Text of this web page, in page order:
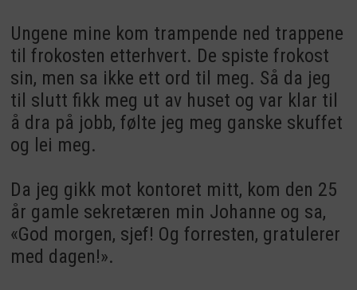
Ungene mine kom trampende ned trappene
til frokosten etterhvert. De spiste frokost
sin, men sa ikke ett ord til meg. Så da jeg
til slutt fikk meg ut av huset og var klar til
å dra på jobb, følte jeg meg ganske skuffet
og lei meg.
Da jeg gikk mot kontoret mitt, kom den 25
år gamle sekretæren min Johanne og sa,
«God morgen, sjef! Og forresten, gratulerer
med dagen!».